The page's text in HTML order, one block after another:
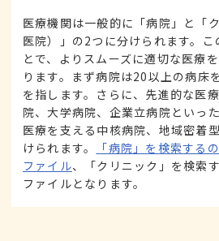
医療機関は一般的に「病院」と「
医院）」の2つに分けられます。
とで、よりスムーズに適切な医療
ります。まず病院は20以上の病床
を指します。さらに、先進的な医
院、大学病院、企業立病院といっ
医療を支える中核病院、地域密着
けられます。
「病院」を検索する
ファイル、「クリニック」を検索
ファイルとなります。